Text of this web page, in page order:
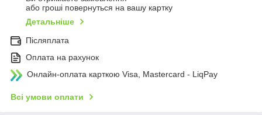
або гроші повернуться на вашу картку
Детальніше
Післяплата
Оплата на рахунок
Онлайн-оплата карткою Visa, Mastercard - LiqPay
Всі умови оплати